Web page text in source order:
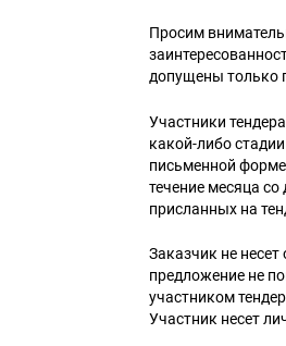
Просим
допущены только
Участники
какой-либо
письменной
течение месяца
присланных на
Заказчик не
предложение не
участником
Участник несет